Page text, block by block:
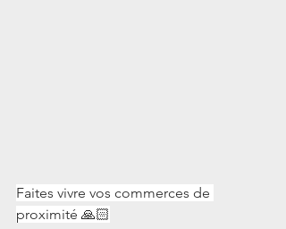
Faites vivre vos commerces de
proximité 🙏🏻